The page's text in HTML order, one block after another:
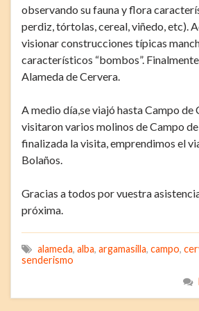
observando su fauna y flora
perdiz, tórtolas, cereal, viñedo, etc).
visionar construcciones típicas
característicos “bombos”.
Alameda de Cervera.
A medio día,se viajó hasta Campo de
visitaron varios molinos de Campo
finalizada la visita, emprendimos el
Bolaños.
Gracias a todos por vuestra
próxima.
alameda, alba, argamasilla, campo,
senderismo